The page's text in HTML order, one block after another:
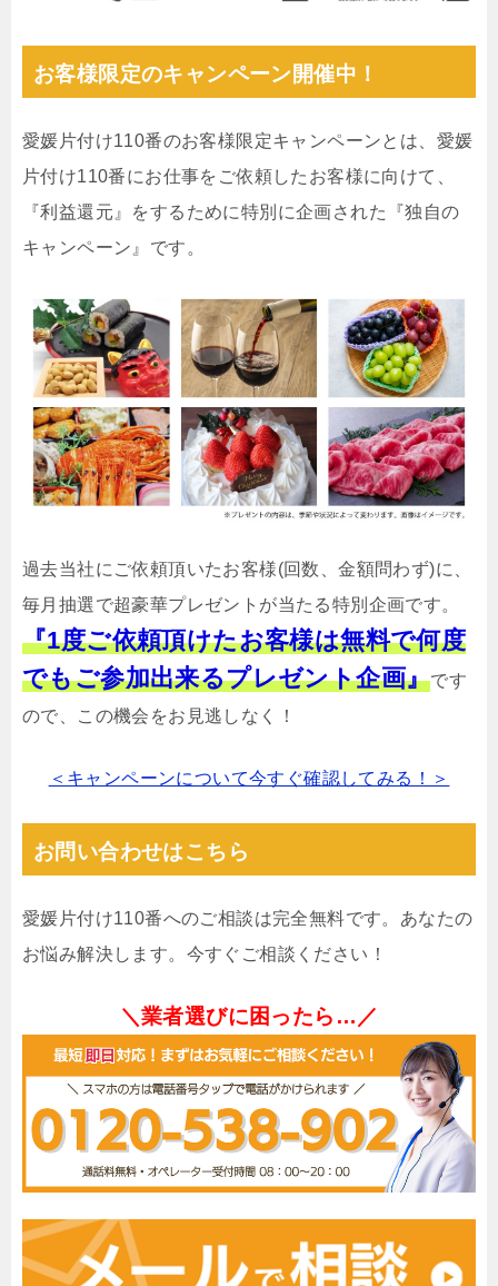
お客様限定のキャンペーン開催中！
愛媛片付け110番のお客様限定キャンペーンとは、愛媛
片付け110番にお仕事をご依頼したお客様に向けて、
『利益還元』をするために特別に企画された『独自の
キャンペーン』です。
過去当社にご依頼頂いたお客様(回数、金額問わず)に、
毎月抽選で超豪華プレゼントが当たる特別企画です。
『1度ご依頼頂けたお客様は無料で何度
でもご参加出来るプレゼント企画』です
ので、この機会をお見逃しなく！
＜キャンペーンについて今すぐ確認してみる！＞
お問い合わせはこちら
愛媛片付け110番へのご相談は完全無料です。あなたの
お悩み解決します。今すぐご相談ください！
＼業者選びに困ったら…／